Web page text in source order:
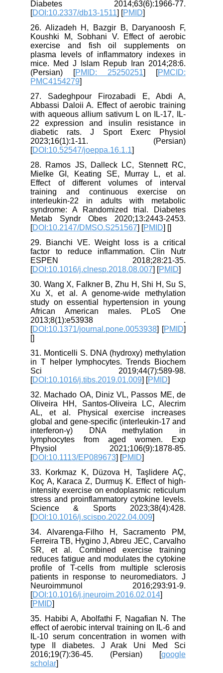
Diabetes 2014;63(6):1966-77.
[DOI:10.2337/db13-1511] [PMID
26. Alizadeh H, Bazgir B, Daryanoosh F,
Koushki M, Sobhani V. Effect of aerobic
exercise and fish oil supplements on
plasma levels of inflammatory indexes in
mice. Med J Islam Repub Iran 2014;28:6.
(Persian) [PMID: 25250251 ] [PMCID:
PMC4154279
27. Sadeghpour Firozabadi E, Abdi A,
Abbassi Daloii A. Effect of aerobic training
with aqueous allium sativum L on IL-17, IL-
22 expression and insulin resistance in
diabetic rats. J Sport Exerc Physiol
2023;16(1):1-11. (Persian)
[DOI:10.52547/joeppa.16.1.1
28. Ramos JS, Dalleck LC, Stennett RC,
Mielke GI, Keating SE, Murray L, et al.
Effect of different volumes of interval
training and continuous exercise on
interleukin-22 in adults with metabolic
syndrome: A Randomized trial. Diabetes
Metab Syndr Obes 2020;13:2443-2453.
[DOI:10.2147/DMSO.S251567] [PMID] [
29. Bianchi VE. Weight loss is a critical
factor to reduce inflammation. Clin Nutr
ESPEN 2018;28:21-35.
[DOI:10.1016/j.clnesp.2018.08.007] [PMID
30. Wang X, Falkner B, Zhu H, Shi H, Su S,
Xu X, et al. A genome-wide methylation
study on essential hypertension in young
African American males. PLoS One
2013;8(1):e53938 .
[DOI:10.1371/journal.pone.0053938] [PMID
31. Monticelli S. DNA (hydroxy) methylation
in T helper lymphocytes. Trends Biochem
Sci 2019;44(7):589-98.
[DOI:10.1016/j.tibs.2019.01.009] [PMID
32. Machado OA, Diniz VL, Passos ME, de
Oliveira HH, Santos‐Oliveira LC, Alecrim
AL, et al. Physical exercise increases
global and gene‐specific (interleukin‐17 and
interferon‐γ) DNA methylation in
lymphocytes from aged women. Exp
Physiol 2021;106(9):1878-85.
[DOI:10.1113/EP089673] [PMID
33. Korkmaz K, Düzova H, Taşlidere AÇ,
Koç A, Karaca Z, Durmuş K. Effect of high-
intensity exercise on endoplasmic reticulum
stress and proinflammatory cytokine levels.
Science & Sports 2023;38(4):428.
[DOI:10.1016/j.scispo.2022.04.009
34. Alvarenga-Filho H, Sacramento PM,
Ferreira TB, Hygino J, Abreu JEC, Carvalho
SR, et al. Combined exercise training
reduces fatigue and modulates the cytokine
profile of T-cells from multiple sclerosis
patients in response to neuromediators. J
Neuroimmunol 2016;293:91-9.
[DOI:10.1016/j.jneuroim.2016.02.014
[PMID
35. Habibi A, Abolfathi F, Nagafian N. The
effect of aerobic interval training on IL-6 and
IL-10 serum concentration in women with
type II diabetes. J Arak Uni Med Sci
2016;19(7):36-45. (Persian) [google
scholar